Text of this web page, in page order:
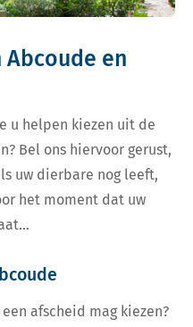
en
u helpen kiezen uit de
Bel ons hiervoor gerust,
uw dierbare nog leeft,
het moment dat uw
afscheid mag kiezen?